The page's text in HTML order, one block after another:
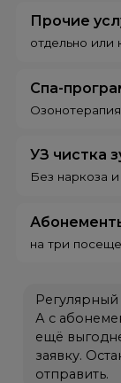
Прочие
отдельно или
Спа-
УЗ чистка
Без наркоза
на три
А с
ещё
заявку.
отправить.